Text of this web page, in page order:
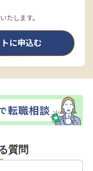
たします。
に申込む
質問